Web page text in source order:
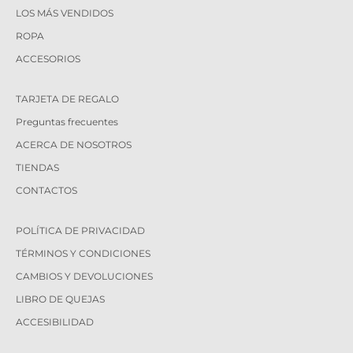
LOS MÁS VENDIDOS
ROPA
ACCESORIOS
TARJETA DE REGALO
Preguntas frecuentes
ACERCA DE NOSOTROS
TIENDAS
CONTACTOS
POLÍTICA DE PRIVACIDAD
TÉRMINOS Y CONDICIONES
CAMBIOS Y DEVOLUCIONES
LIBRO DE QUEJAS
ACCESIBILIDAD